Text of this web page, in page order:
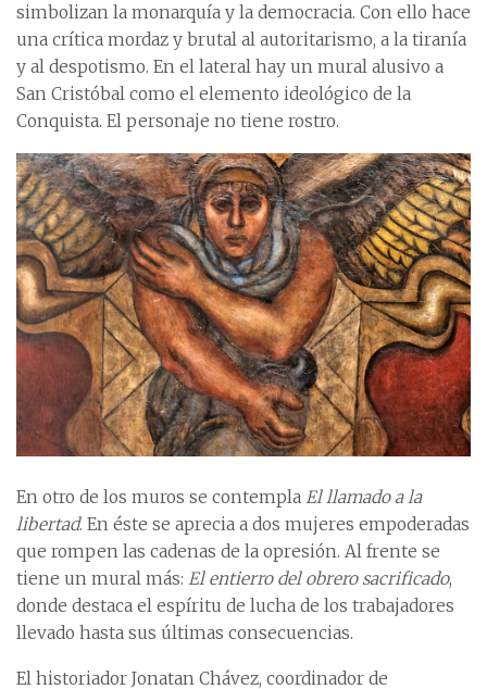
simbolizan la monarquía y la democracia. Con ello hace
una crítica mordaz y brutal al autoritarismo, a la tiranía
y al despotismo. En el lateral hay un mural alusivo a
San Cristóbal como el elemento ideológico de la
Conquista. El personaje no tiene rostro.
En otro de los muros se contempla El llamado a la
libertad. En éste se aprecia a dos mujeres empoderadas
que rompen las cadenas de la opresión. Al frente se
tiene un mural más: El entierro del obrero sacrificado,
donde destaca el espíritu de lucha de los trabajadores
llevado hasta sus últimas consecuencias.
El historiador Jonatan Chávez, coordinador de